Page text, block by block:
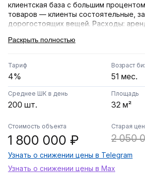
клиентская база с большим
товаров — клиенты состоятельные,
дорогостоящих вещей. Расходы:
рублей, фонд оплаты труда — 3500
Раскрыть полностью
Тариф
4%
Возраст
51 мес.
Среднее ШК в день
200 шт.
Площадь
32 м²
Стоимость объекта
1 800 000 ₽
Старая
2 050
Узнать о снижении цены в Telegram
Узнать о снижении цены в Max